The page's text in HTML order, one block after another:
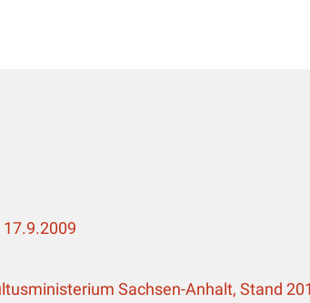
einen neuen Tab)
Sachsen-Anhalt, Stand